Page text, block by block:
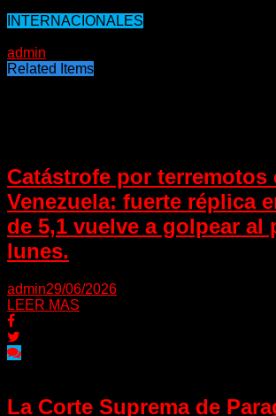
INTERNACIONALES
admin
Related Items
Catástrofe por terremotos
Venezuela: fuerte réplica
de 5,1 vuelve a golpear al
lunes.
admin29/06/2026
LEER MAS
La Corte Suprema de